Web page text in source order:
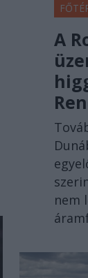
A
nem